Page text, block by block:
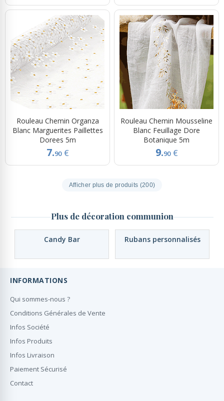
Rouleau Chemin Organza
Blanc Marguerites Paillettes
Dorees 5m
7.90 €
Rouleau Chemin Mousseline
Blanc Feuillage Dore
Botanique 5m
9.90 €
Afficher plus de produits (200)
Plus de décoration communion
Candy Bar Rubans personnalisés
INFORMATIONS
Qui sommes-nous ?
Conditions Générales de Vente
Infos Société
Infos Produits
Infos Livraison
Paiement Sécurisé
Contact